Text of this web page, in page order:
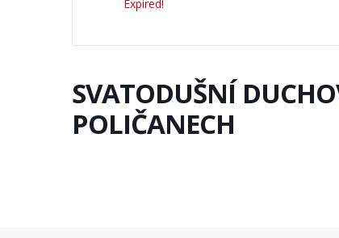
Expired!
SVATODUŠNÍ
POLIČANECH